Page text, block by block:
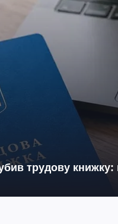
трудову